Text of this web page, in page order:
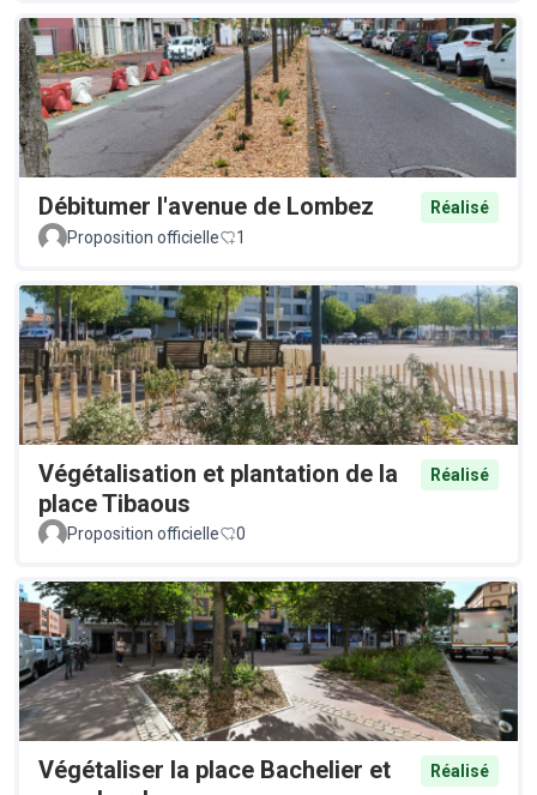
Débitumer l'avenue de Lombez
Réalisé
Proposition officielle
1
Végétalisation et plantation de la
place Tibaous
Réalisé
Proposition officielle 0
Végétaliser la place Bachelier et
Réalisé